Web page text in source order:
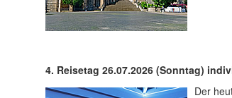
4. Reisetag 26.07.2026 (Sonntag)
Der